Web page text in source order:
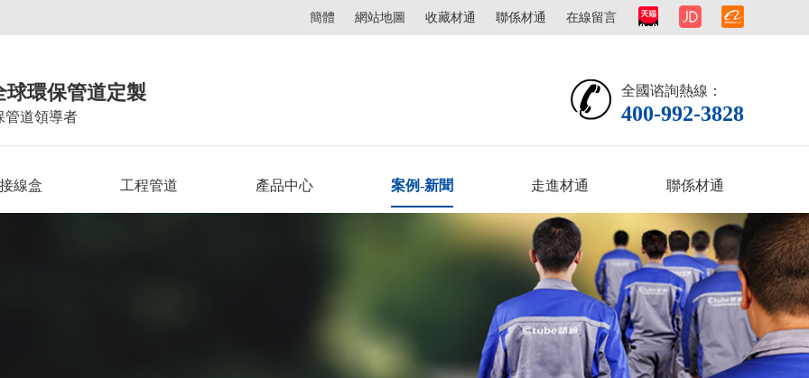
簡體 網站地圖 收藏材通 聯係材通 在線留言
全國谘詢熱線：
400-992-3828
球環保管道定製
管道領導者
線盒 工程管道 產品中心 案例-新聞 走進材通 聯係材通